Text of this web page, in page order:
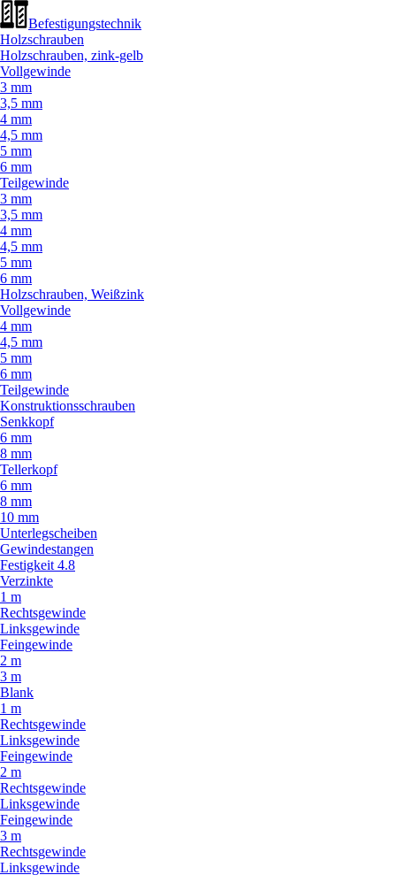
Befestigungstechnik
Holzschrauben
Holzschrauben, zink-gelb
Vollgewinde
3 mm
3,5 mm
4 mm
4,5 mm
5 mm
6 mm
Teilgewinde
3 mm
3,5 mm
4 mm
4,5 mm
5 mm
6 mm
Holzschrauben, Weißzink
Vollgewinde
4 mm
4,5 mm
5 mm
6 mm
Teilgewinde
Konstruktionsschrauben
Senkkopf
6 mm
8 mm
Tellerkopf
6 mm
8 mm
10 mm
Unterlegscheiben
Gewindestangen
Festigkeit 4.8
Verzinkte
1 m
Rechtsgewinde
Linksgewinde
Feingewinde
2 m
3 m
Blank
1 m
Rechtsgewinde
Linksgewinde
Feingewinde
2 m
Rechtsgewinde
Linksgewinde
Feingewinde
3 m
Rechtsgewinde
Linksgewinde